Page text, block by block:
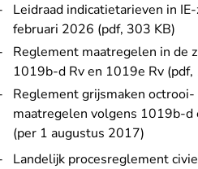
Leidraad indicatietarieven in
februari 2026 (pdf, 303 KB)
Reglement maatregelen in de
1019b-d Rv en 1019e Rv (pdf,
Reglement grijsmaken
maatregelen volgens 1019b-d
(per 1 augustus 2017)
Landelijk procesreglement